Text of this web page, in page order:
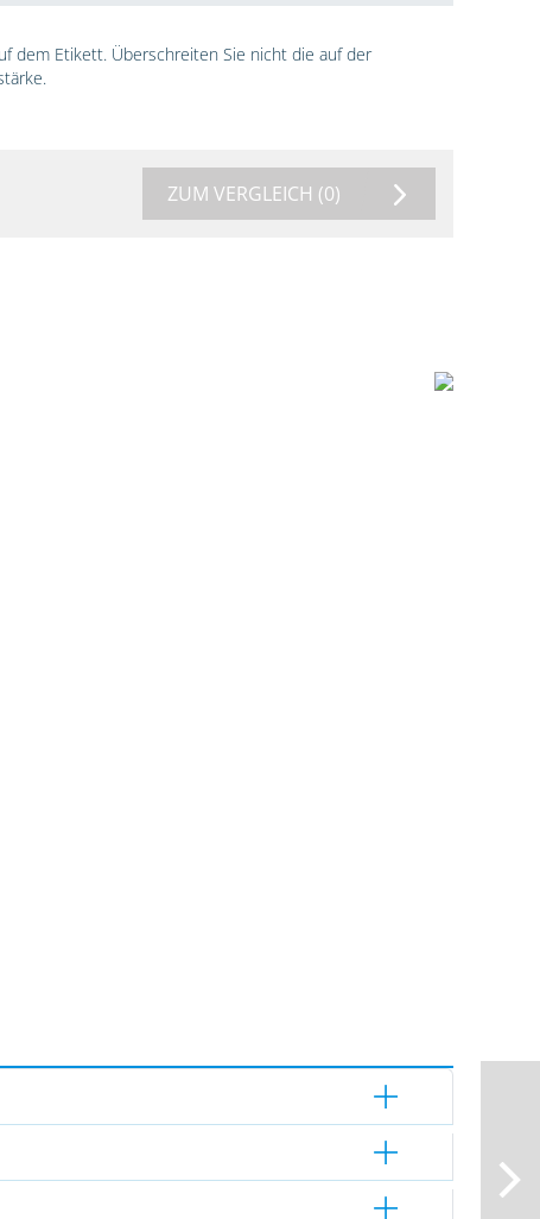
dem Etikett. Überschreiten Sie nicht die auf der
ZUM VERGLEICH (0)